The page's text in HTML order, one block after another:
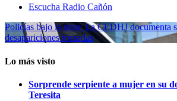
Escucha Radio Cañón
Policías bajo la mira: La CEDHJ documenta
desapariciones forzadas
Lo más visto
Sorprende serpiente a mujer en su
Teresita